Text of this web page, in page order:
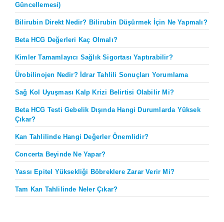
Güncellemesi)
Bilirubin Direkt Nedir? Bilirubin Düşürmek İçin Ne Yapmalı?
Beta HCG Değerleri Kaç Olmalı?
Kimler Tamamlayıcı Sağlık Sigortası Yaptırabilir?
Ürobilinojen Nedir? İdrar Tahlili Sonuçları Yorumlama
Sağ Kol Uyuşması Kalp Krizi Belirtisi Olabilir Mi?
Beta HCG Testi Gebelik Dışında Hangi Durumlarda Yüksek
Çıkar?
Kan Tahlilinde Hangi Değerler Önemlidir?
Concerta Beyinde Ne Yapar?
Yassı Epitel Yüksekliği Böbreklere Zarar Verir Mi?
Tam Kan Tahlilinde Neler Çıkar?